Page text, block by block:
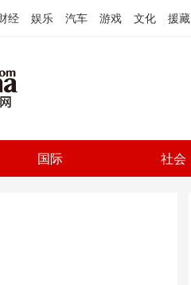
经 娱乐 汽车 游戏 文化 援藏
国际 社会